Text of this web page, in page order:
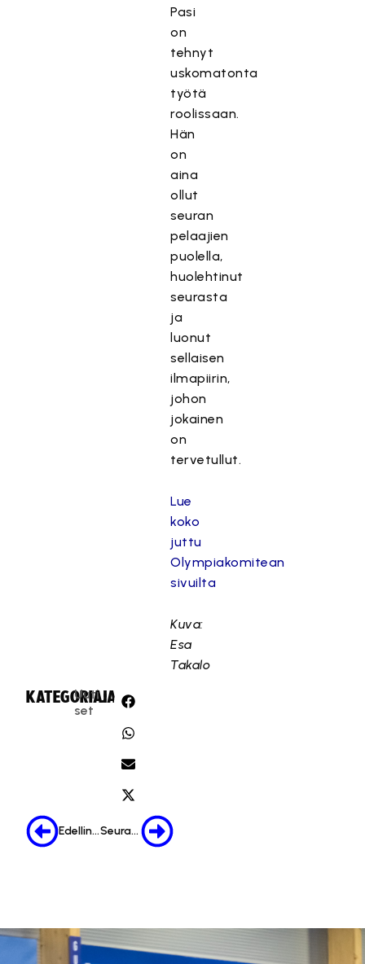
Pasi
on
tehnyt
uskomatonta
työtä
roolissaan.
Hän
on
aina
ollut
seuran
pelaajien
puolella,
huolehtinut
seurasta
ja
luonut
sellaisen
ilmapiirin,
johon
jokainen
on
tervetullut.
Lue
koko
juttu
Olympiakomitean
sivuilta
Kuva:
Esa
Takalo
KATEGORIA:
Uuti
set
JAA:
Edellinen Seuraava